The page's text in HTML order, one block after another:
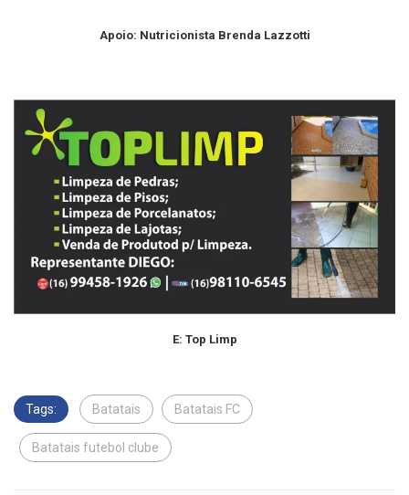
Apoio: Nutricionista Brenda Lazzotti
E: Top Limp
Tags: Batatais Batatais FC
Batatais futebol clube